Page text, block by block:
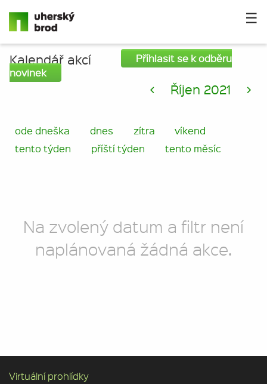
☰
Kalendář akcí
Příhlasit se k odběru
novinek
< Říjen 2021 >
ode dneška dnes zítra
víkend
tento týden
příští týden tento měsíc
Na zvolený datum a filtr není
naplánovaná žádná akce.
Virtuální prohlídky